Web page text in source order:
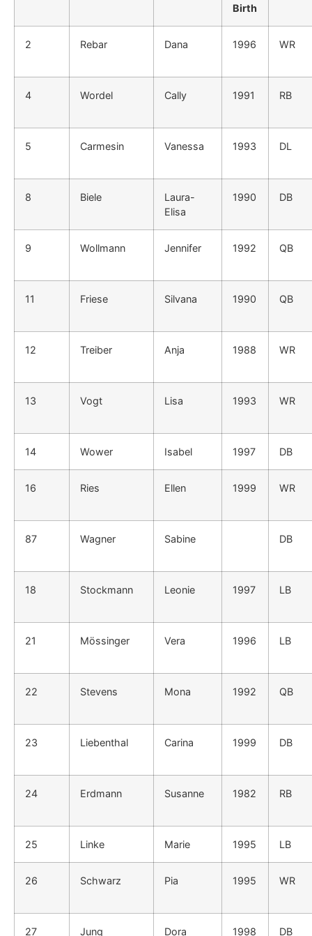
Birth
2 Rebar Dana 1996 WR
4 Wordel Cally 1991 RB
5 Carmesin Vanessa 1993 DL
8 Biele
Laura-
Elisa
1990 DB
9 Wollmann Jennifer 1992 QB
11 Friese Silvana 1990 QB
12 Treiber Anja 1988 WR
13 Vogt Lisa 1993 WR
14 Wower Isabel 1997 DB
16 Ries Ellen 1999 WR
87 Wagner Sabine DB
18 Stockmann Leonie 1997 LB
21 Mössinger Vera 1996 LB
22 Stevens Mona 1992 QB
23 Liebenthal Carina 1999 DB
24 Erdmann Susanne 1982 RB
25 Linke Marie 1995 LB
26 Schwarz Pia 1995 WR
27 Jung Dora 1998 DB